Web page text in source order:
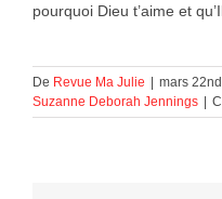
pourquoi Dieu t’aime et
De Revue Ma Julie | mars
Suzanne Deborah Jennings |